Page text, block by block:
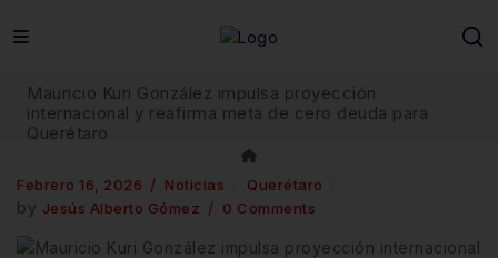
Mauricio Kuri González impulsa proyección
internacional y reafirma meta de cero deuda para
Querétaro
Febrero 16, 2026 Noticias Querétaro
by Jesús Alberto Gómez 0 Comments